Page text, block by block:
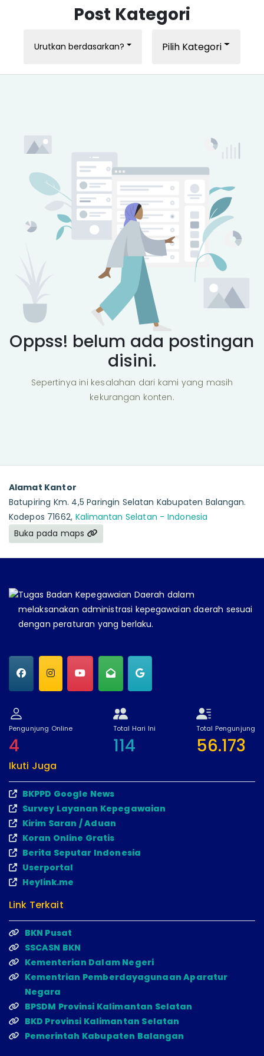
Post Kategori
Urutkan berdasarkan? Pilih Kategori
Oppss! belum ada postingan
disini.
Sepertinya ini kesalahan dari kami yang masih
kekurangan konten.
Alamat Kantor
Batupiring Km. 4,5 Paringin Selatan Kabupaten Balangan.
Kodepos 71662, Kalimantan Selatan - Indonesia
Buka pada maps
Tugas Badan Kepegawaian Daerah dalam
melaksanakan administrasi kepegawaian daerah sesuai
dengan peraturan yang berlaku.
Pengunjung Online
4
Total Hari Ini
114
Total Pengunjung
56.173
Ikuti Juga
BKPPD Google News
Survey Layanan Kepegawaian
Kirim Saran / Aduan
Koran Online Gratis
Berita Seputar Indonesia
Userportal
Heylink.me
Link Terkait
BKN Pusat
SSCASN BKN
Kementerian Dalam Negeri
Kementrian Pemberdayagunaan Aparatur
Negara
BPSDM Provinsi Kalimantan Selatan
BKD Provinsi Kalimantan Selatan
Pemerintah Kabupaten Balangan